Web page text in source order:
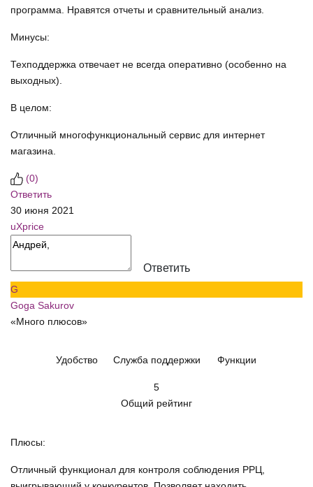
программа. Нравятся отчеты и сравнительный анализ.
Минусы:
Техподдержка отвечает не всегда оперативно (особенно на
выходных).
В целом:
Отличный многофункциональный сервис для интернет
магазина.
(0)
Ответить
30 июня 2021
uXprice
Ответить
G
Goga Sakurov
«Много плюсов»
Удобство Служба поддержки Функции
5
Общий рейтинг
Плюсы:
Отличный функционал для контроля соблюдения РРЦ,